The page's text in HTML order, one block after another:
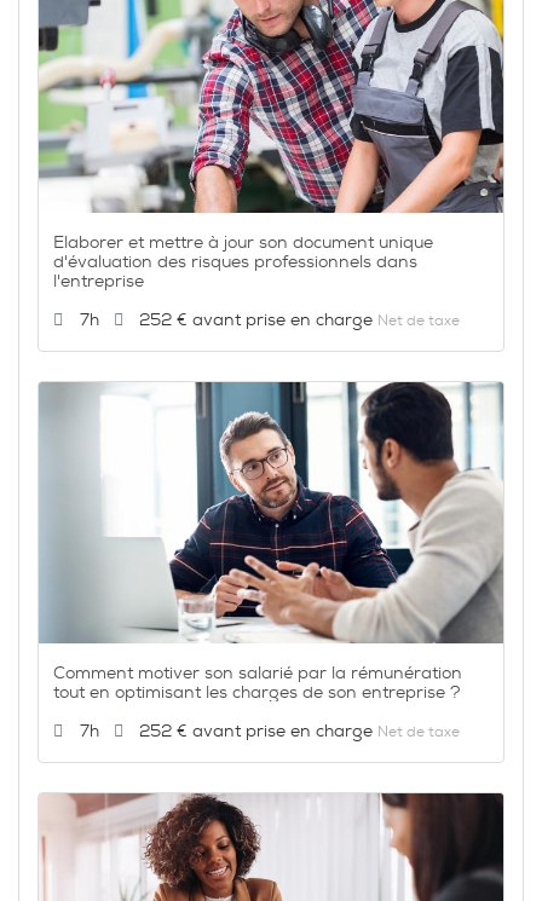
Elaborer et mettre à jour son document unique
d'évaluation des risques professionnels dans
l'entreprise
Durée :
7h Prix :
252 € Net de taxe
Comment motiver son salarié par la rémunération
tout en optimisant les charges de son entreprise ?
Durée :
7h Prix :
252 € Net de taxe